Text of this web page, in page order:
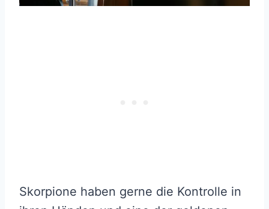
Skorpione haben gerne die Kontrolle in